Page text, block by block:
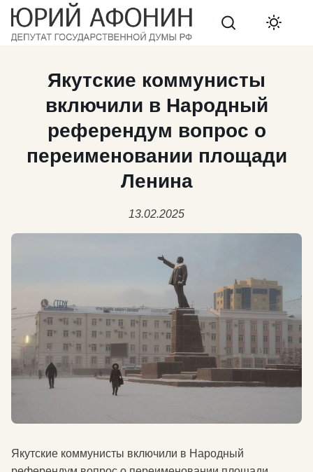
Search
Якутские коммунисты
включили в Народный
референдум вопрос о
переименовании площади
Ленина
13.02.2025
Якутские коммунисты включили в Народный